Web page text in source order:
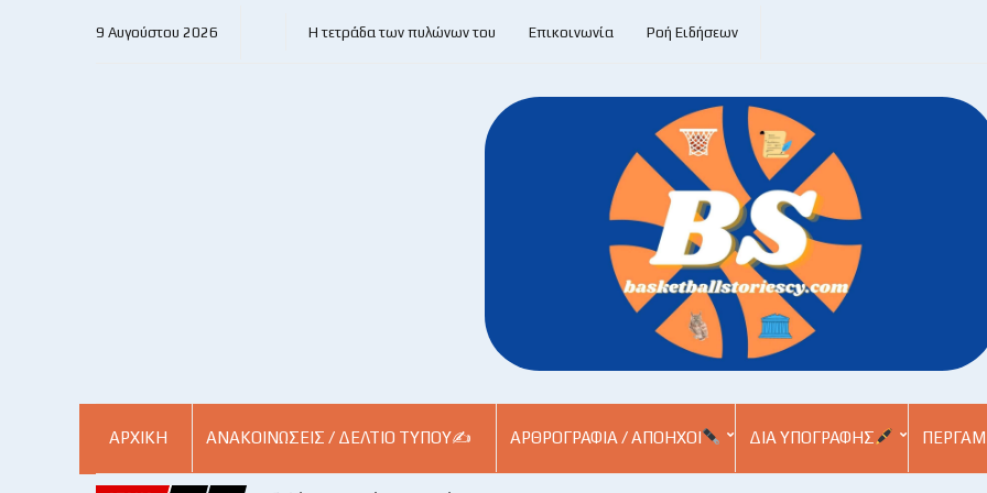
9 Αυγούστου 2026 Η τετράδα των πυλώνων του Επικοινωνία Ροή Ειδήσεων
ΑΡΧΙΚΗ ΑΝΑΚΟΙΝΏΣΕΙΣ / ΔΕΛΤΊΟ ΤΎΠΟΥ✍ ΑΡΘΡΟΓΡΑΦΊΑ / ΑΠΌΗΧΟΙ ΔΙΑ ΥΠΟΓΡΑΦΉΣ